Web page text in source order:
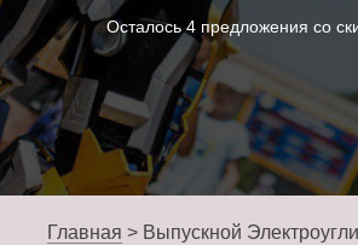
Осталось 4 предложения со
Главная > Выпускной Электроугли